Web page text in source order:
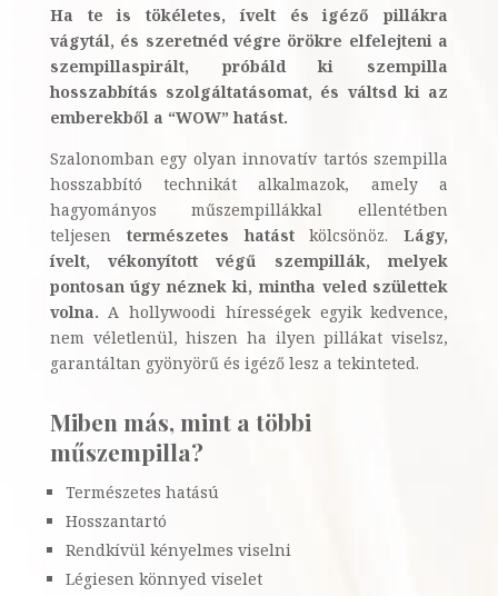
Ha te is tökéletes, ívelt és igéző pillákra
vágytál, és szeretnéd végre örökre elfelejteni a
szempillaspirált, próbáld ki szempilla
hosszabbítás szolgáltatásomat, és váltsd ki az
emberekből a “WOW” hatást.
Szalonomban egy olyan innovatív tartós szempilla
hosszabbító technikát alkalmazok, amely a
hagyományos műszempillákkal ellentétben
teljesen természetes hatástkölcsönöz.Lágy,
ívelt, vékonyított végű szempillák, melyek
pontosan úgy néznek ki, mintha veled születtek
volna. A hollywoodi hírességek egyik kedvence,
nem véletlenül, hiszen ha ilyen pillákat viselsz,
garantáltan gyönyörű és igéző lesz a tekinteted.
Miben más, mint a többi
műszempilla?
Természetes hatású
Hosszantartó
Rendkívül kényelmes viselni
Légiesen könnyed viselet